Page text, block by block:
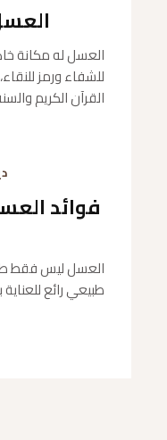
العسل له مكانة
للشفاء ورمز
القرآن الكريم
فوائد
العسل ليس فقط
طبيعي رائع للعناية